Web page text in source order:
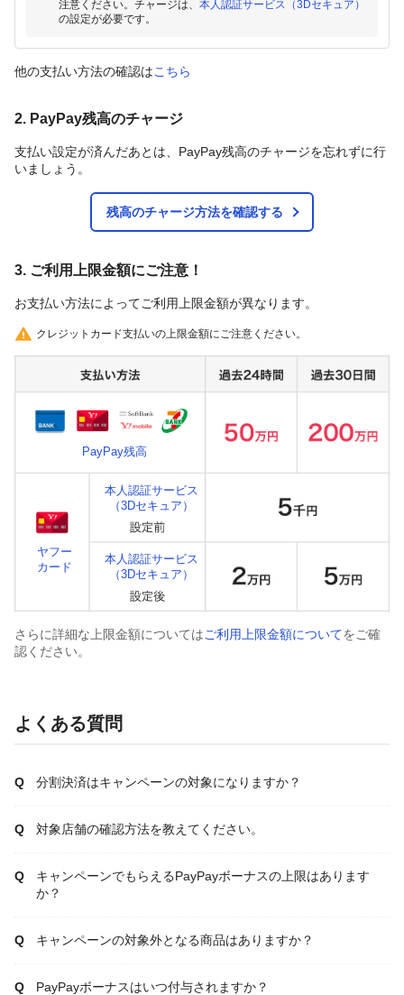
注意ください。チャージは、 本人認証サービス（3Dセキュア）
の設定が必要です。
他の支払い方法の確認はこちら
2. PayPay残高のチャージ
支払い設定が済んだあとは、PayPay残高のチャージを忘れずに行
いましょう。
残高のチャージ方法を確認する
3. ご利用上限金額にご注意！
お支払い方法によってご利用上限金額が異なります。
クレジットカード支払いの上限金額にご注意ください。
PayPay残高
ヤフー
カード
本人認証サービス
（3Dセキュア）
本人認証サービス
（3Dセキュア）
さらに詳細な上限金額についてはご利用上限金額についてをご確
認ください。
よくある質問
分割決済はキャンペーンの対象になりますか？
対象店舗の確認方法を教えてください。
キャンペーンでもらえるPayPayボーナスの上限はあります
か？
キャンペーンの対象外となる商品はありますか？
PayPayボーナスはいつ付与されますか？